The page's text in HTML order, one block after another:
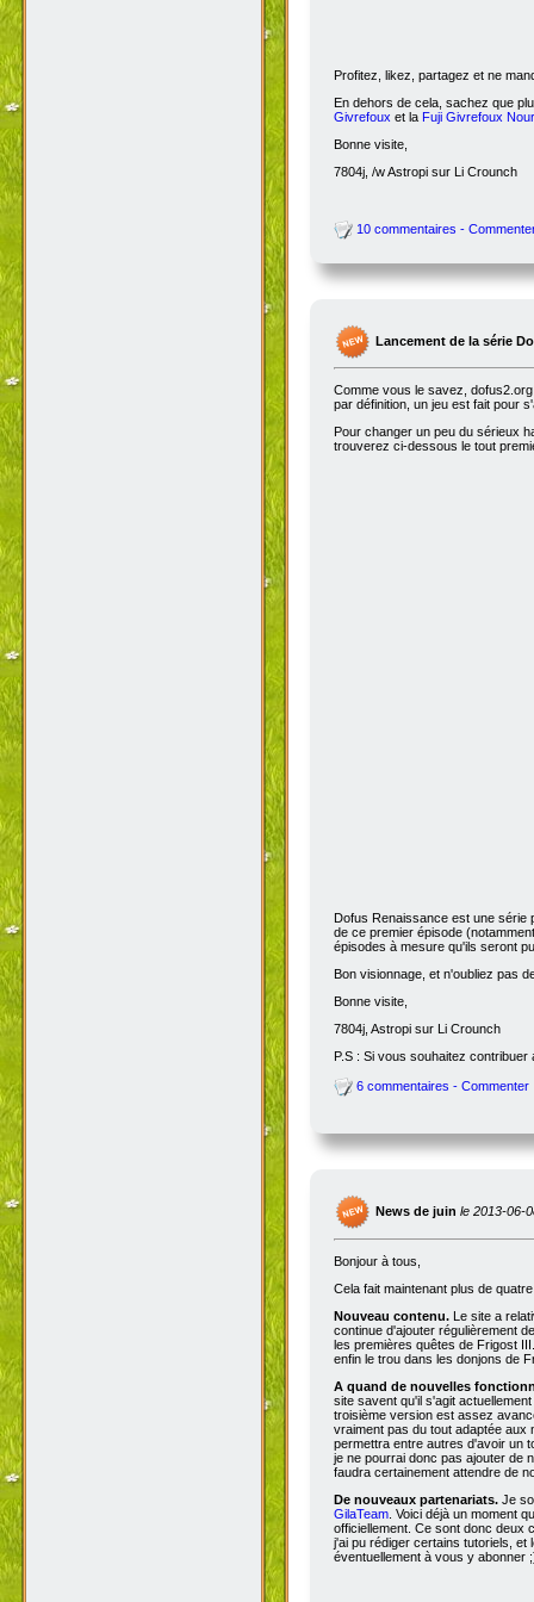
Profitez, likez, partagez et ne
En dehors de cela, sachez que
Givrefoux et la Fuji Givrefoux
Bonne visite,
7804j, /w Astropi sur Li Crounch
10 commentaires -
Lancement de la série
Comme vous le savez,
par définition, un jeu est fait pour
Pour changer un peu du sérieux
trouverez ci-dessous le tout
Dofus Renaissance est une série
de ce premier épisode
épisodes à mesure qu'ils seront
Bon visionnage, et n'oubliez pas
Bonne visite,
7804j, Astropi sur Li Crounch
P.S : Si vous souhaitez
6 commentaires - Commenter
News de juin le 2013-06-
Bonjour à tous,
Cela fait maintenant plus de
Nouveau contenu. Le site a
continue d'ajouter régulièrement
les premières quêtes de Frigost
enfin le trou dans les donjons de
A quand de nouvelles
site savent qu'il s'agit
troisième version est assez
vraiment pas du tout adaptée aux
permettra entre autres d'avoir un
je ne pourrai donc pas ajouter de
faudra certainement attendre de
De nouveaux partenariats. Je
GilaTeam . Voici déjà un moment
officiellement. Ce sont donc deux
j'ai pu rédiger certains tutoriels,
éventuellement à vous y abonner